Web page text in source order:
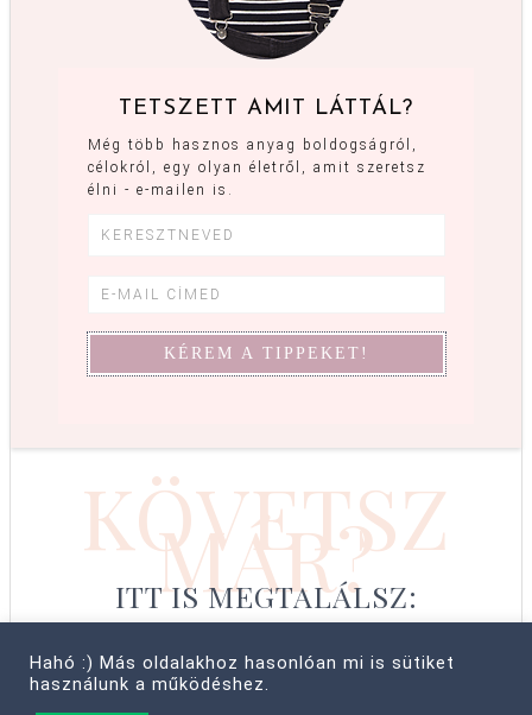
TETSZETT AMIT LÁTTÁL?
Még több hasznos anyag boldogságról,
célokról, egy olyan életről, amit szeretsz
élni - e-mailen is.
KÖVETSZ
MÁR?
ITT IS MEGTALÁLSZ:
Hahó :) Más oldalakhoz hasonlóan mi is sütiket
használunk a működéshez.